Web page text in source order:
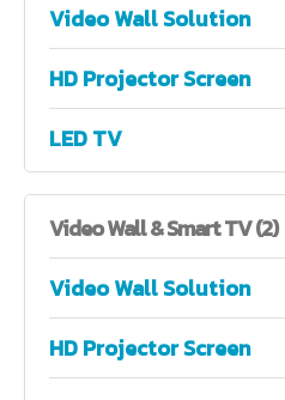
Video Wall Solution
HD Projector Screen
LED TV
VideoWall & Smart TV (2)
Video Wall Solution
HD Projector Screen